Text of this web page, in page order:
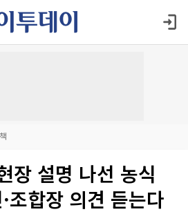
장 설명 나선 농식
합장 의견 듣는다